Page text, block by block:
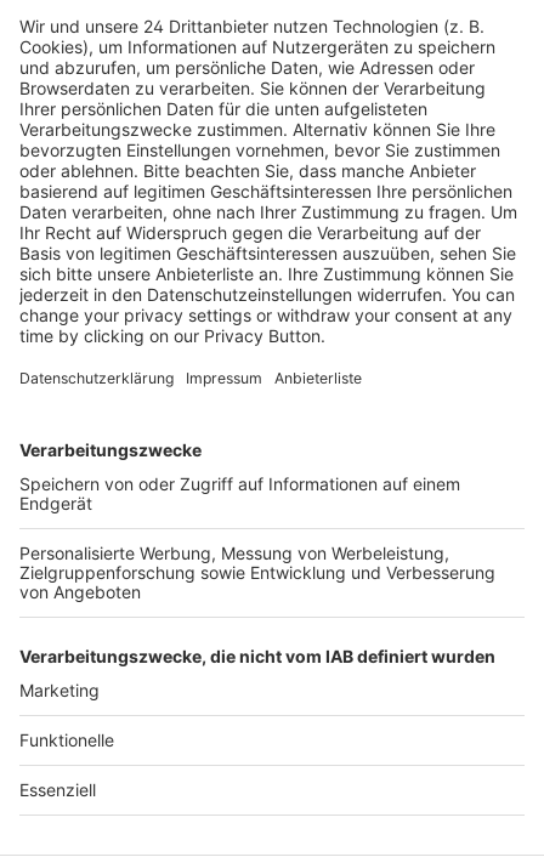
ISBN 978-3-95466-788-8
Kostenlose Rücksendung bis zu 14 Tage nach
Bestelleingang (innerhalb Deutschlands).
Versandkosten.
Der Bestellprozess ist mit Hilfe eines SSL-
SERVICE HOTLINE
SHOP SERVICE